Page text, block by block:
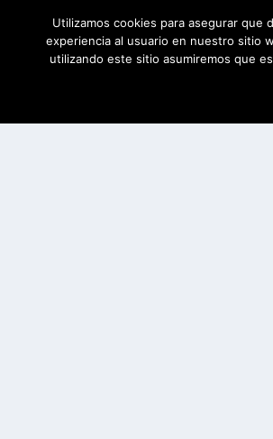
Utilizamos cookies para asegurar que
experiencia al usuario en nuestro sitio
utilizando este sitio asumiremos que